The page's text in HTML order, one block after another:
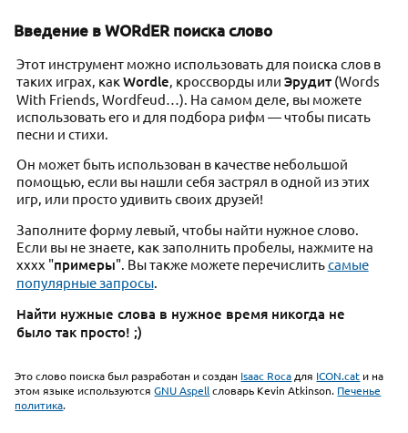
Введение в WORdER поиска слово
Этот инструмент можно использовать для поиска слов в
таких играх, какWordle , кроссворды или Эрудит(Words
With Friends, Wordfeud…). На самом деле, вы можете
использовать его и для подбора рифм — чтобы писать
песни и стихи.
Он может быть использован в качестве небольшой
помощью, если вы нашли себя застрял в одной из этих
игр, или просто удивить своих друзей!
Заполните форму левый, чтобы найти нужное слово.
Если вы не знаете, как заполнить пробелы, нажмите на
хххх "примеры". Вы также можете перечислитьсамые
популярные запросы.
Найти нужные слова в нужное время никогда не
было так просто! ;)
Это слово поиска был разработан и создан Isaac Rocaдля ICON.cat и на
этом языке используютсяGNU Aspellсловарь Kevin Atkinson. Печенье
политика.